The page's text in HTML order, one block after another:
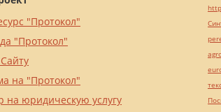
"Протокол"
"Протокол"
на "Протокол"
на юридическую услугу